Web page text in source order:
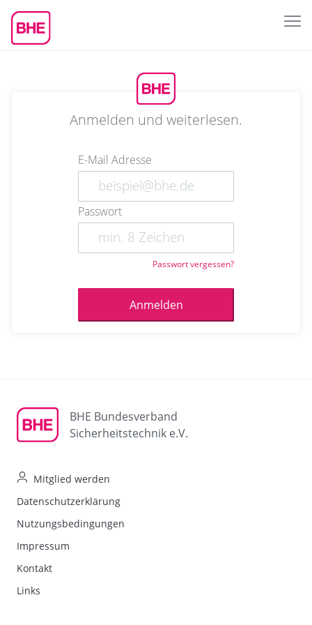
Anmelden und weiterlesen.
E-Mail Adresse
Passwort
Passwort vergessen?
Anmelden
BHE Bundesverband
Sicherheitstechnik e.V.
Mitglied werden
Datenschutzerklärung
Nutzungsbedingungen
Impressum
Kontakt
Links